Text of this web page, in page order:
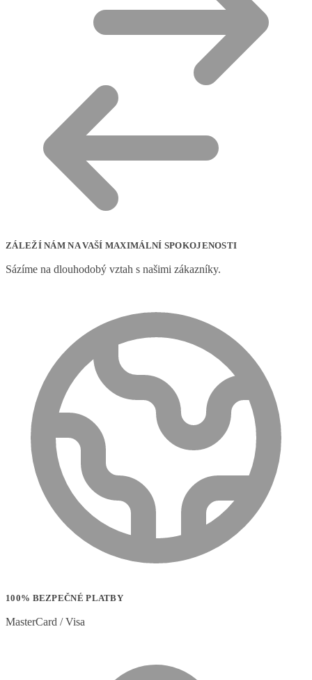
ZÁLEŽÍ NÁM NA VAŠÍ MAXIMÁLNÍ SPOKOJENOSTI
Sázíme na dlouhodobý vztah s našimi zákazníky.
100% BEZPEČNÉ PLATBY
MasterCard / Visa